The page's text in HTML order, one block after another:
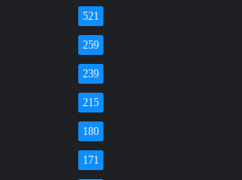
521
259
239
215
180
171